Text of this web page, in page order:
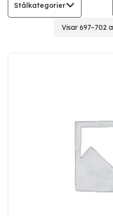
Stålkategorier
Visar 697–702